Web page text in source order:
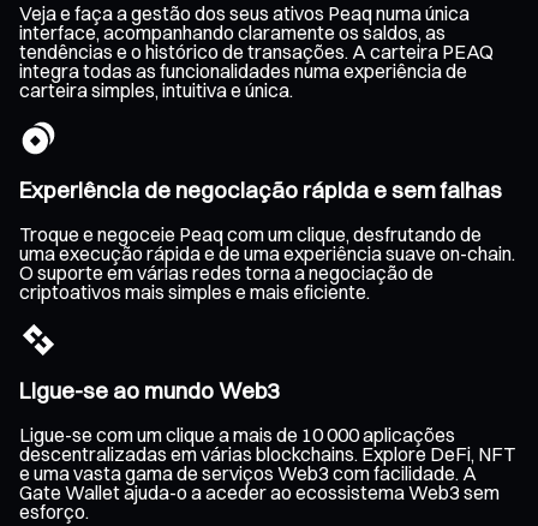
Veja e faça a gestão dos seus ativos Peaq numa única
interface, acompanhando claramente os saldos, as
tendências e o histórico de transações. A carteira PEAQ
integra todas as funcionalidades numa experiência de
carteira simples, intuitiva e única.
Experiência de negociação rápida e sem falhas
Troque e negoceie Peaq com um clique, desfrutando de
uma execução rápida e de uma experiência suave on-chain.
O suporte em várias redes torna a negociação de
criptoativos mais simples e mais eficiente.
Ligue-se ao mundo Web3
Ligue-se com um clique a mais de 10 000 aplicações
descentralizadas em várias blockchains. Explore DeFi, NFT
e uma vasta gama de serviços Web3 com facilidade. A
Gate Wallet ajuda-o a aceder ao ecossistema Web3 sem
esforço.